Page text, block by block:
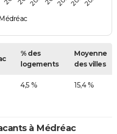
% des
logements
Moyenne
des villes
4,5 % 15,4 %
à Médréac